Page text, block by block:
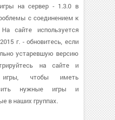
на сервер - 1.3.0 в
с соединением к
сайте используется
г. - обновитесь, если
устаревшую версию
на сайте и
игры, чтобы иметь
нужные игры и
в наших группах.